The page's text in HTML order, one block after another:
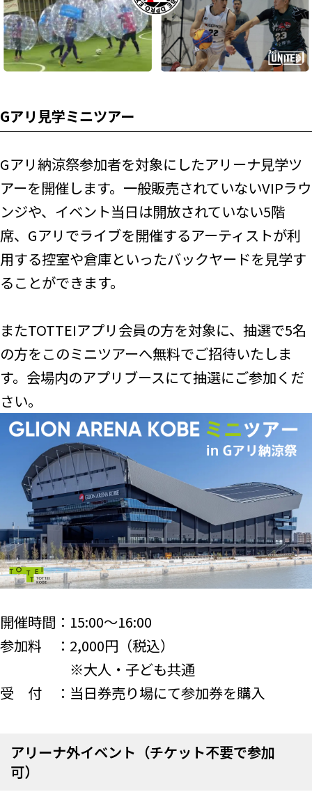
Gアリ見学ミニツアー
Gアリ納涼祭参加者を対象にしたアリーナ見学ツ
アーを開催します。一般販売されていないVIPラウ
ンジや、イベント当日は開放されていない5階
席、Gアリでライブを開催するアーティストが利
用する控室や倉庫といったバックヤードを見学す
ることができます。
またTOTTEIアプリ会員の方を対象に、抽選で5名
の方をこのミニツアーへ無料でご招待いたしま
す。会場内のアプリブースにて抽選にご参加くだ
さい。
開催時間：15:00～16:00
参加料 ：2,000円（税込）
※大人・子ども共通
受 付 ：当日券売り場にて参加券を購入
アリーナ外イベント（チケット不要で参加
可）